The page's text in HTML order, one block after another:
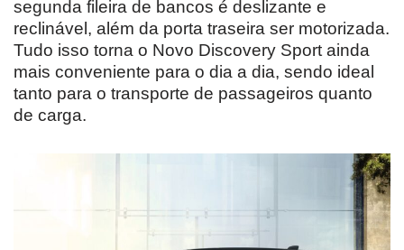
segunda fileira de bancos é deslizante e
reclinável, além da porta traseira ser motorizada.
Tudo isso torna o Novo Discovery Sport ainda
mais conveniente para o dia a dia, sendo ideal
tanto para o transporte de passageiros quanto
de carga.